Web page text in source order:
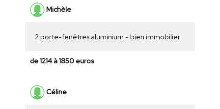
Michèle
2 porte-fenêtres aluminium - bien immobilier
de 1214 à 1850 euros
Céline